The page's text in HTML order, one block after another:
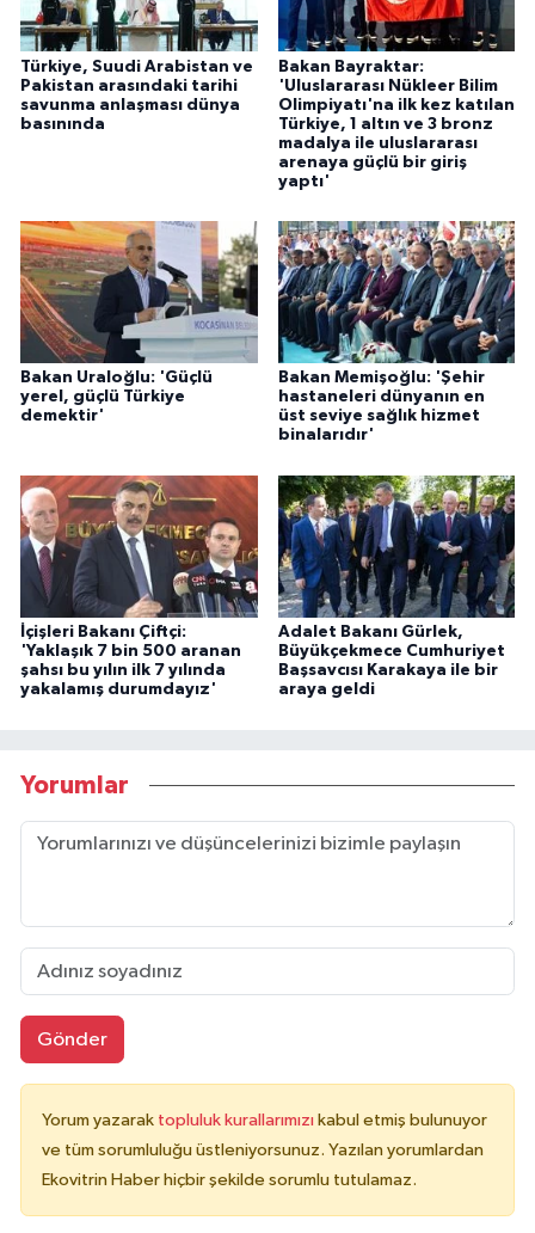
Türkiye, Suudi Arabistan ve
Pakistan arasındaki tarihi
savunma anlaşması dünya
basınında
Bakan Bayraktar:
'Uluslararası Nükleer Bilim
Olimpiyatı'na ilk kez katılan
Türkiye, 1 altın ve 3 bronz
madalya ile uluslararası
arenaya güçlü bir giriş
yaptı'
Bakan Uraloğlu: 'Güçlü
yerel, güçlü Türkiye
demektir'
Bakan Memişoğlu: 'Şehir
hastaneleri dünyanın en
üst seviye sağlık hizmet
binalarıdır'
İçişleri Bakanı Çiftçi:
'Yaklaşık 7 bin 500 aranan
şahsı bu yılın ilk 7 yılında
yakalamış durumdayız'
Adalet Bakanı Gürlek,
Büyükçekmece Cumhuriyet
Başsavcısı Karakaya ile bir
araya geldi
Yorumlar
Gönder
Yorum yazarak topluluk kurallarımızı kabul etmiş bulunuyor
ve tüm sorumluluğu üstleniyorsunuz. Yazılan yorumlardan
Ekovitrin Haber hiçbir şekilde sorumlu tutulamaz.